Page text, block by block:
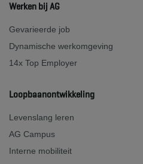
Werken bij AG
Gevarieerde job
Dynamische werkomgeving
14x Top Employer
Loopbaanontwikkeling
Levenslang leren
AG Campus
Interne mobiliteit